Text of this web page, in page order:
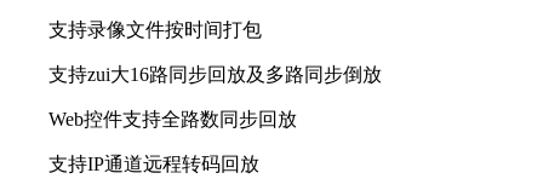
支持录像文件按时间打包
支持zui大16路同步回放及多路同步倒放
Web控件支持全路数同步回放
支持IP通道远程转码回放